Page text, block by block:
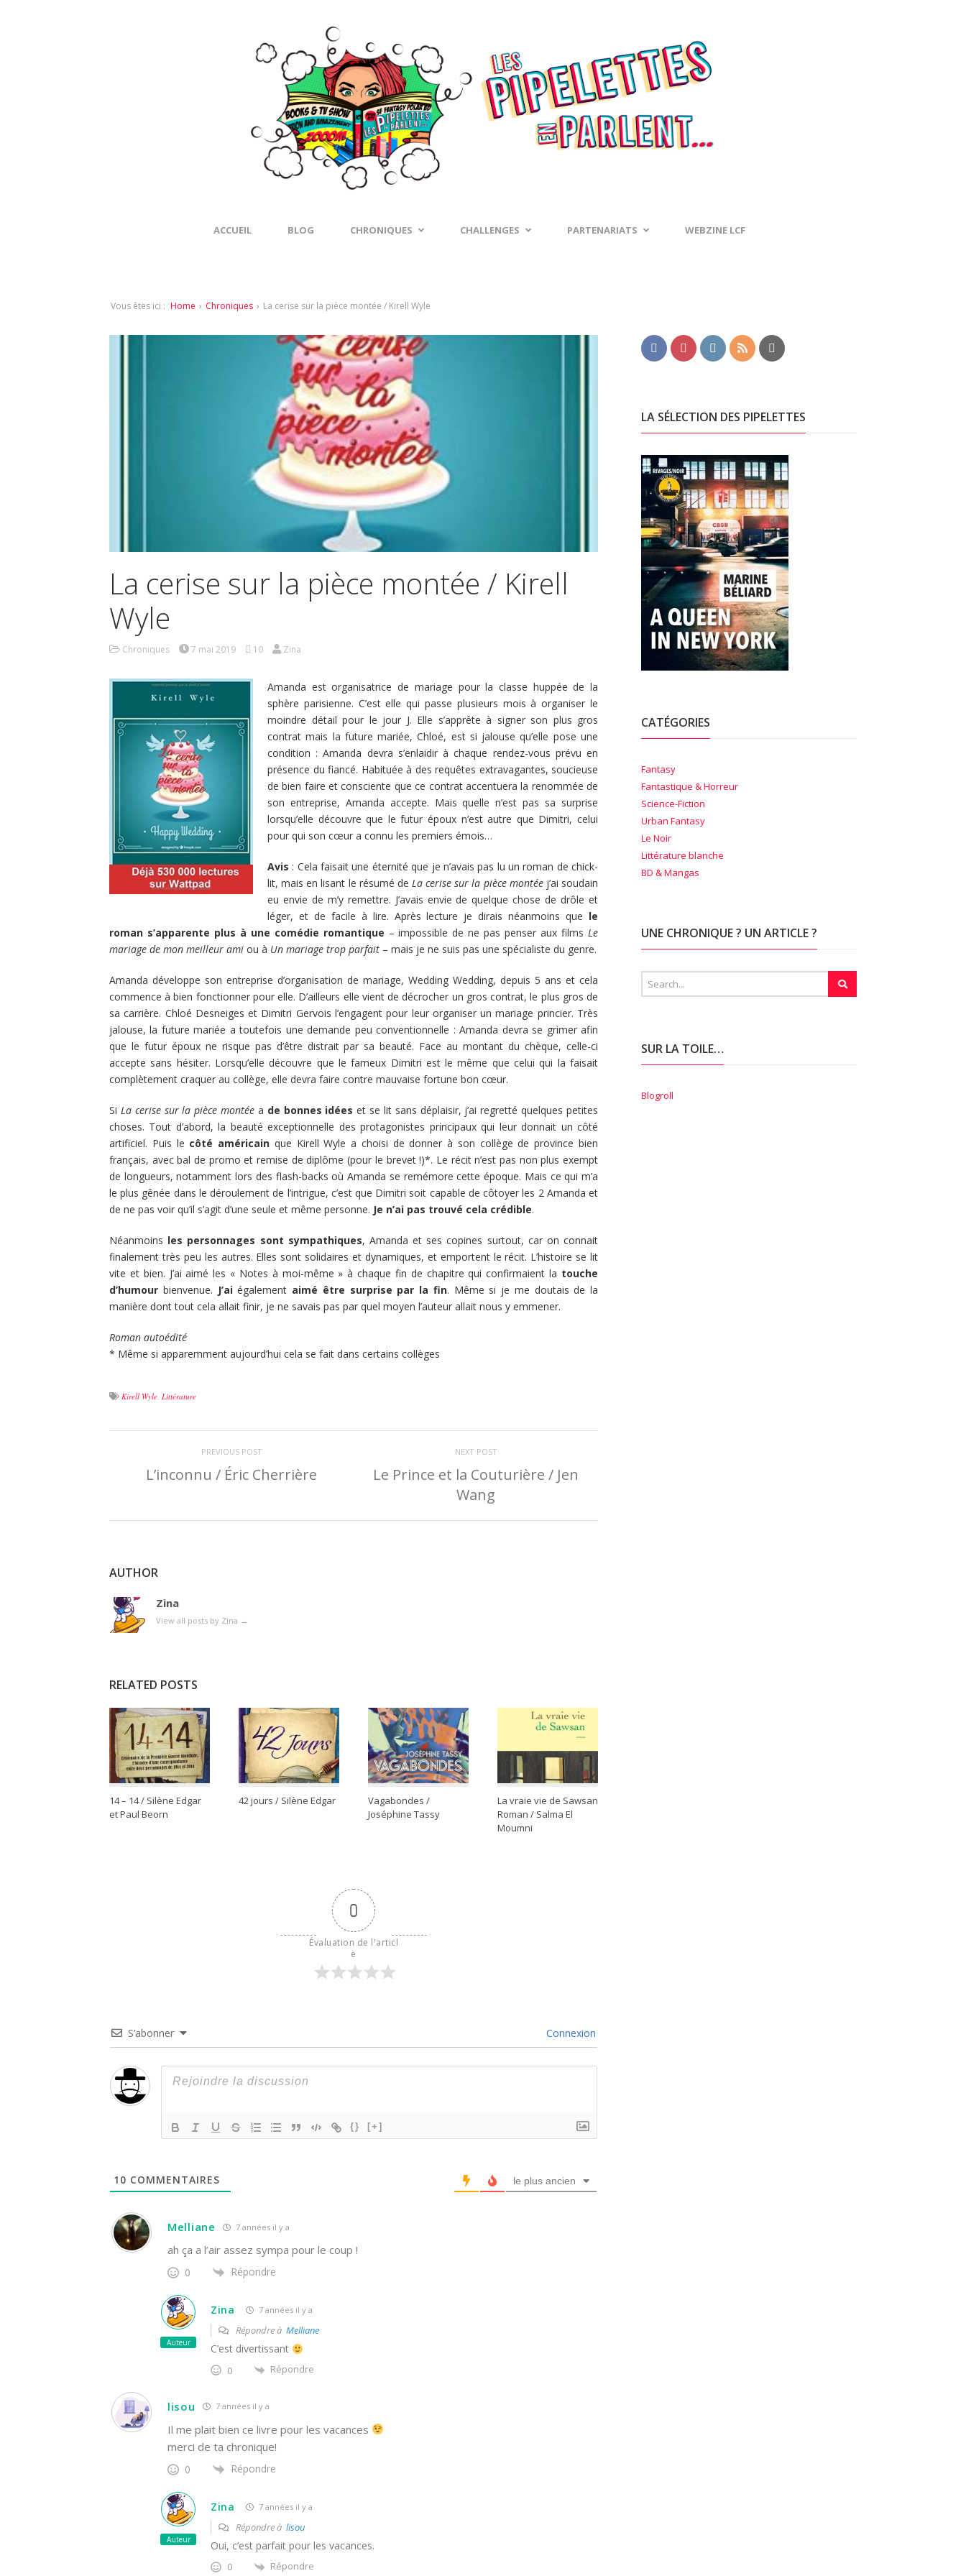
ACCUEIL BLOG CHRONIQUES CHALLENGES PARTENARIATS WEBZINE LCF
Vous êtes ici : Home › Chroniques › La cerise sur la pièce montée / Kirell Wyle
La cerise sur la pièce montée / Kirell
Wyle
Chroniques 7 mai 2019 10 Zina
Amanda est organisatrice de mariage pour la classe huppée de la
sphère parisienne. C’est elle qui passe plusieurs mois à organiser le
moindre détail pour le jour J. Elle s’apprête à signer son plus gros
contrat mais la future mariée, Chloé, est si jalouse qu’elle pose une
condition : Amanda devra s’enlaidir à chaque rendez-vous prévu en
présence du fiancé. Habituée à des requêtes extravagantes, soucieuse
de bien faire et consciente que ce contrat accentuera la renommée de
son entreprise, Amanda accepte. Mais quelle n’est pas sa surprise
lorsqu’elle découvre que le futur époux n’est autre que Dimitri, celui
pour qui son cœur a connu les premiers émois…
Avis : Cela faisait une éternité que je n’avais pas lu un roman de chick-
lit, mais en lisant le résumé de La cerise sur la pièce montéej’ai soudain
eu envie de m’y remettre. J’avais envie de quelque chose de drôle et
léger, et de facile à lire. Après lecture je dirais néanmoins que le
roman s’apparente plus à une comédie romantique – impossible de ne pas penser aux filmsLe
mariage de mon meilleur ami ou à Un mariage trop parfait – mais je ne suis pas une spécialiste du genre.
Amanda développe son entreprise d’organisation de mariage, Wedding Wedding, depuis 5 ans et cela
commence à bien fonctionner pour elle. D’ailleurs elle vient de décrocher un gros contrat, le plus gros de
sa carrière. Chloé Desneiges et Dimitri Gervois l’engagent pour leur organiser un mariage princier. Très
jalouse, la future mariée a toutefois une demande peu conventionnelle : Amanda devra se grimer afin
que le futur époux ne risque pas d’être distrait par sa beauté. Face au montant du chèque, celle-ci
accepte sans hésiter. Lorsqu’elle découvre que le fameux Dimitri est le même que celui qui la faisait
complètement craquer au collège, elle devra faire contre mauvaise fortune bon cœur.
Si La cerise sur la pièce montée a de bonnes idées et se lit sans déplaisir, j’ai regretté quelques petites
choses. Tout d’abord, la beauté exceptionnelle des protagonistes principaux qui leur donnait un côté
artificiel. Puis le côté américain que Kirell Wyle a choisi de donner à son collège de province bien
français, avec bal de promo et remise de diplôme (pour le brevet !)*. Le récit n’est pas non plus exempt
de longueurs, notamment lors des flash-backs où Amanda se remémore cette époque. Mais ce qui m’a
le plus gênée dans le déroulement de l’intrigue, c’est que Dimitri soit capable de côtoyer les 2 Amanda et
de ne pas voir qu’il s’agit d’une seule et même personne. Je n’ai pas trouvé cela crédible.
Néanmoins les personnages sont sympathiques, Amanda et ses copines surtout, car on connait
finalement très peu les autres. Elles sont solidaires et dynamiques, et emportent le récit. L’histoire se lit
vite et bien. J’ai aimé les « Notes à moi-même » à chaque fin de chapitre qui confirmaient la touche
d’humour bienvenue. J’aiégalement aimé être surprise par la fin. Même si je me doutais de la
manière dont tout cela allait finir, je ne savais pas par quel moyen l’auteur allait nous y emmener.
Roman autoédité
* Même si apparemment aujourd’hui cela se fait dans certains collèges
Kirell Wyle, Littérature
PREVIOUS POST
L’inconnu / Éric Cherrière
NEXT POST
Le Prince et la Couturière / Jen
Wang
AUTHOR
Zina
View all posts by Zina →
RELATED POSTS
14 – 14 / Silène Edgar
et Paul Beorn
42 jours / Silène Edgar
Vagabondes /
Joséphine Tassy
La vraie vie de Sawsan
Roman / Salma El
Moumni
0
Évaluation de l'articl
e
S’abonner Connexion
{} [+]
10 COMMENTAIRES le plus ancien
Melliane 7 années il y a
ah ça a l’air assez sympa pour le coup !
0 Répondre
Auteur
Zina 7 années il y a
Répondre à Melliane
C’est divertissant
0 Répondre
lisou 7 années il y a
Il me plait bien ce livre pour les vacances
merci de ta chronique!
0 Répondre
Auteur
Zina 7 années il y a
Répondre à lisou
Oui, c’est parfait pour les vacances.
0 Répondre
LA SÉLECTION DES PIPELETTES
CATÉGORIES
Fantasy
Fantastique & Horreur
Science-Fiction
Urban Fantasy
Le Noir
Littérature blanche
BD & Mangas
UNE CHRONIQUE ? UN ARTICLE ?
SUR LA TOILE…
Blogroll